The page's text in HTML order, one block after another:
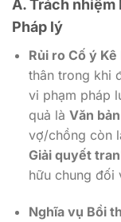
A. Trách nhiệm
Pháp lý
Rủi ro Cố ý Kê
thân trong khi
vi phạm pháp
quả là Văn
vợ/chồng còn
Giải quyết
hữu chung đối
Nghĩa vụ Bồi